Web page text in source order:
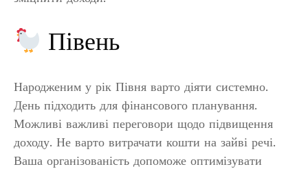
Півень
Народженим у рік Півня варто діяти системно.
День підходить для фінансового планування.
Можливі важливі переговори щодо підвищення
доходу. Не варто витрачати кошти на зайві речі.
Ваша організованість допоможе оптимізувати